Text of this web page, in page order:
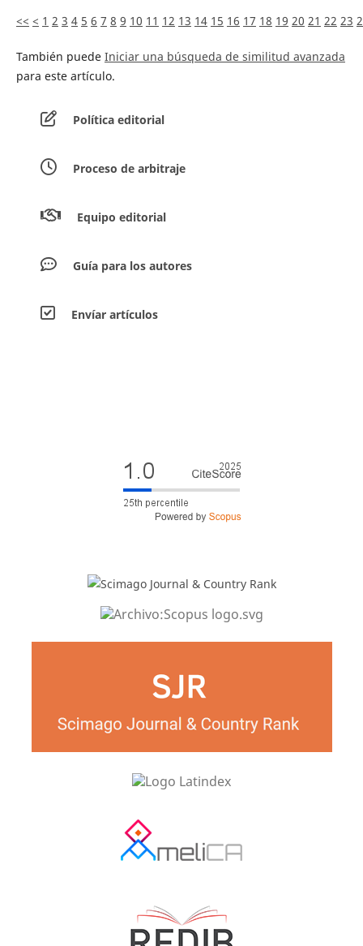
<< < 1 2 3 4 5 6 7 8 9 10 11 12 13 14 15 16 17 18 19 20 21 22 23
También puede Iniciar una búsqueda de similitud avanzada
para este artículo.
Política editorial
Proceso de arbitraje
Equipo editorial
Guía para los autores
Envíar artículos